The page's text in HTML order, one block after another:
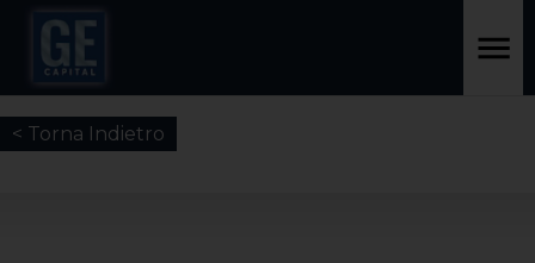
< Torna Indietro